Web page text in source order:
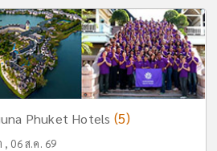
Phuket Hotels (5)
, 06 ส.ค. 69